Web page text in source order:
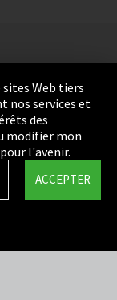
Web tiers
nos services et
des
modifier mon
l'avenir.
ACCEPTER